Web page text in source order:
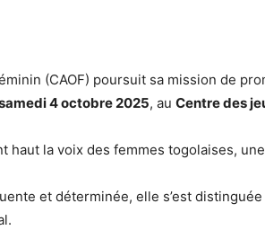
(CAOF) poursuit sa mission de
4 octobre 2025, au Centre des
haut la voix des femmes togolaises,
et déterminée, elle s’est